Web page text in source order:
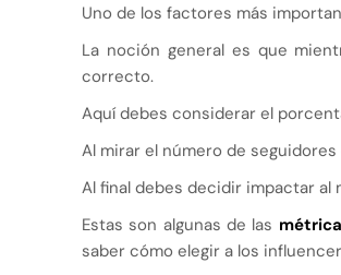
Uno de los factores más
La noción general es que
correcto.
Aquí debes considerar el
Al mirar el número de
Al final debes decidir impactar
Estas son algunas de las
saber cómo elegir a los